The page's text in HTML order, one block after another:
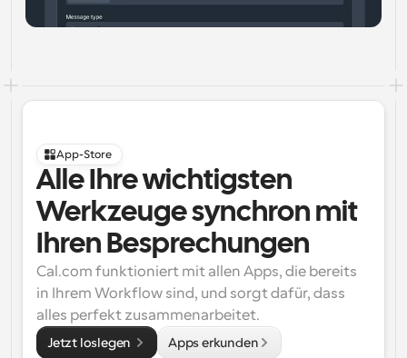
App-Store
Alle Ihre wichtigsten
Werkzeuge synchron mit
Ihren Besprechungen
Cal.com funktioniert mit allen Apps, die bereits
in Ihrem Workflow sind, und sorgt dafür, dass
alles perfekt zusammenarbeitet.
Jetzt loslegen Apps erkunden